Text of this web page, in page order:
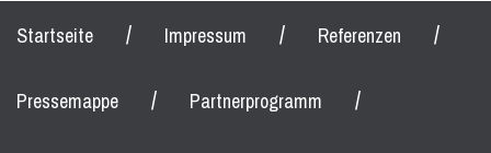
Startseite / Impressum / Referenzen /
Pressemappe / Partnerprogramm /